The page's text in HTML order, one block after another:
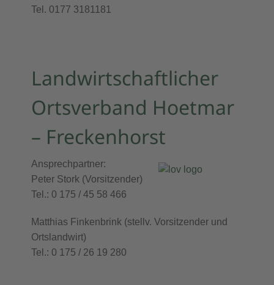
Tel. 0177 3181181
Landwirtschaftlicher
Ortsverband Hoetmar
– Freckenhorst
Ansprechpartner:
Peter Stork (Vorsitzender)
Tel.: 0 175 / 45 58 466
Matthias Finkenbrink (stellv. Vorsitzender und
Ortslandwirt)
Tel.: 0 175 / 26 19 280